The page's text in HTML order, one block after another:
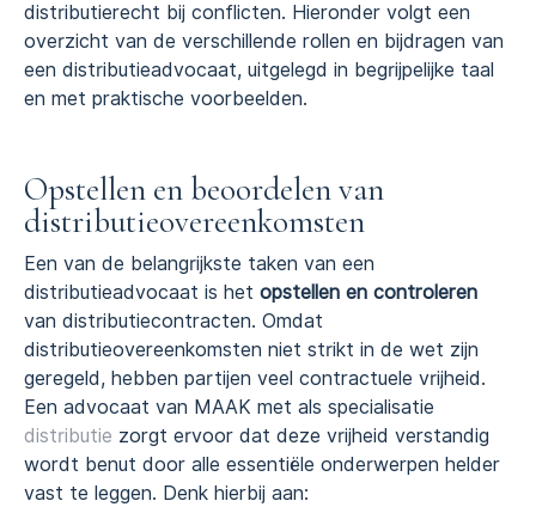
distributierecht bij conflicten. Hieronder volgt een
overzicht van de verschillende rollen en bijdragen van
een distributieadvocaat, uitgelegd in begrijpelijke taal
en met praktische voorbeelden.
Opstellen en beoordelen van
distributieovereenkomsten
Een van de belangrijkste taken van een
distributieadvocaat is het opstellen en controleren
van distributiecontracten. Omdat
distributieovereenkomsten niet strikt in de wet zijn
geregeld, hebben partijen veel contractuele vrijheid.
Een advocaat van MAAK met als specialisatie
distributie zorgt ervoor dat deze vrijheid verstandig
wordt benut door alle essentiële onderwerpen helder
vast te leggen. Denk hierbij aan: